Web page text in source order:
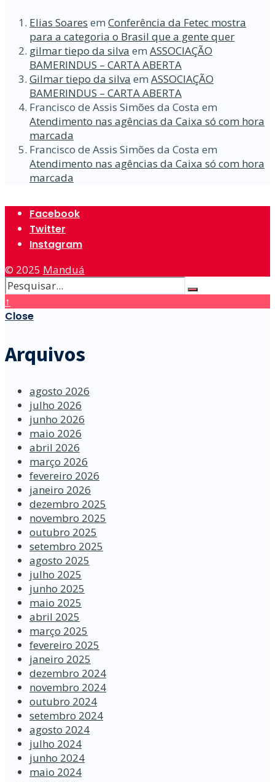
Elias Soares em Conferência da Fetec mostra
para a categoria o Brasil que a gente quer
gilmar tiepo da silva em ASSOCIAÇÃO
BAMERINDUS – CARTA ABERTA
Gilmar tiepo da silva em ASSOCIAÇÃO
BAMERINDUS – CARTA ABERTA
Francisco de Assis Simões da Costa em
Atendimento nas agências da Caixa só com hora
marcada
Francisco de Assis Simões da Costa em
Atendimento nas agências da Caixa só com hora
marcada
Facebook
Twitter
Instagram
© 2025 Manduá
↑
Close
Arquivos
agosto 2026
julho 2026
junho 2026
maio 2026
abril 2026
março 2026
fevereiro 2026
janeiro 2026
dezembro 2025
novembro 2025
outubro 2025
setembro 2025
agosto 2025
julho 2025
junho 2025
maio 2025
abril 2025
março 2025
fevereiro 2025
janeiro 2025
dezembro 2024
novembro 2024
outubro 2024
setembro 2024
agosto 2024
julho 2024
junho 2024
maio 2024